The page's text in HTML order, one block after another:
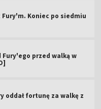
Fury'm. Koniec po siedmiu
Fury'ego przed walką w
oddał fortunę za walkę z